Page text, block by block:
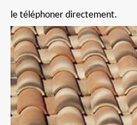
le téléphoner directement.